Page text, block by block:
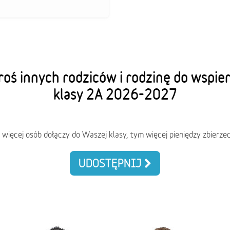
innych rodziców i rodzinę do
klasy 2A 2026-2027
więcej osób dołączy do Waszej klasy, tym więcej pieniędzy
UDOSTĘPNIJ